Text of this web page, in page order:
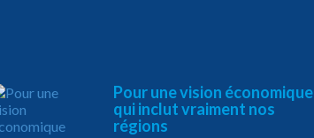
Pour une vision économique
qui inclut vraiment nos
régions